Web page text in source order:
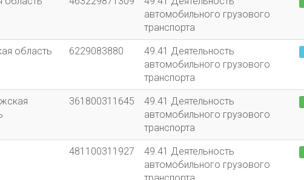
автомобильного грузового
транспорта
область 6229083880
49.41 Деятельность
автомобильного грузового
транспорта
361800311645
49.41 Деятельность
автомобильного грузового
транспорта
481100311927
49.41 Деятельность
автомобильного грузового